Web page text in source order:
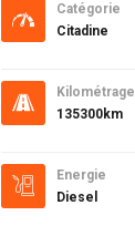
Catégorie
Citadine
Kilométrage
135300km
Energie
Diesel